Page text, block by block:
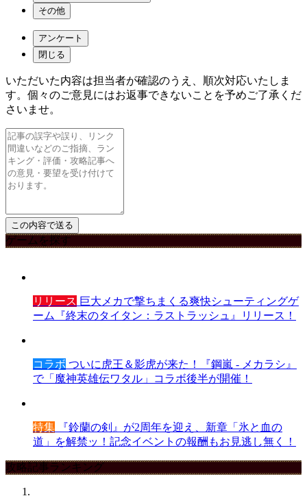
その他
アンケート
閉じる
いただいた内容は担当者が確認のうえ、順次対応いたしま
す。個々のご意見にはお返事できないことを予めご了承くだ
さいませ。
ゲームを探す
リリース 巨大メカで撃ちまくる爽快シューティングゲ
ーム『終末のタイタン：ラストラッシュ』リリース！
コラボ ついに虎王＆影虎が来た！『鋼嵐 - メカラシ』
で「魔神英雄伝ワタル」コラボ後半が開催！
特集 『鈴蘭の剣』が2周年を迎え、新章「氷と血の
道」を解禁ッ！記念イベントの報酬もお見逃し無く！
攻略記事ランキング